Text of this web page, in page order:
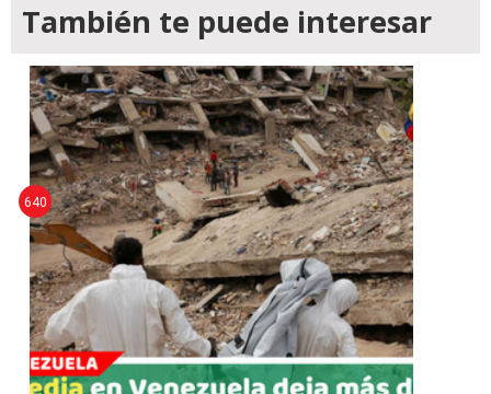
También te puede interesar
640